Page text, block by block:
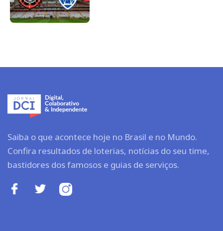
Saiba o que acontece hoje no Brasil e no Mundo.
Confira resultados de loterias, notícias do seu time,
bastidores dos famosos e guias de serviços.